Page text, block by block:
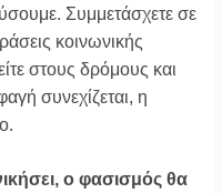
Συμμετάσχετε σε
κοινωνικής
στους δρόμους και
συνεχίζεται, η
ο φασισμός θα